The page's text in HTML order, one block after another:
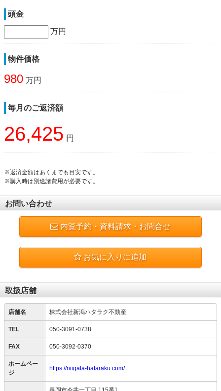
頭金
万円
物件価格
980 万円
毎月のご返済額
26,425 円
※返済金額はあくまでも目安です。
※購入時は別途諸費用が必要です。
お問い合わせ
内覧予約・資料請求・お問合せ
お気に入りに追加
取扱店舗
店舗名 株式会社新潟ハタラク不動産
TEL 050-3091-0738
FAX 050-3092-0370
ホームペー
ジ
https://niigata-hataraku.com/